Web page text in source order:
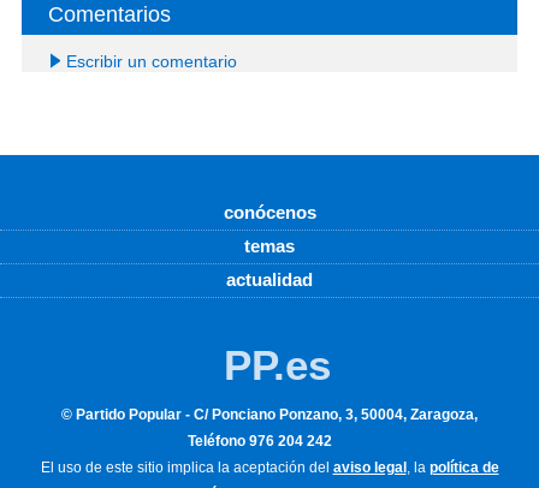
Comentarios
Escribir un comentario
conócenos
temas
actualidad
PP.es
© Partido Popular - C/ Ponciano Ponzano, 3, 50004, Zaragoza,
Teléfono 976 204 242
El uso de este sitio implica la aceptación del aviso legal, la política de